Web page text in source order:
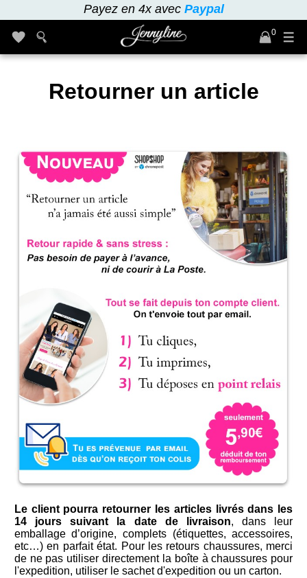
Payez en 4x avec Paypal
0
Retourner un article
Le client pourra retourner les articles livrés dans les
14 jours suivant la date de livraison, dans leur
emballage d’origine, complets (étiquettes, accessoires,
etc…) en parfait état. Pour les retours chaussures, merci
de ne pas utiliser directement la boîte à chaussures pour
l'expedition, utiliser le sachet d'expedition ou un carton.